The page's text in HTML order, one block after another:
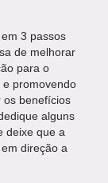
3 passos
de melhorar
para o
e promovendo
os benefícios
alguns
deixe que a
direção a